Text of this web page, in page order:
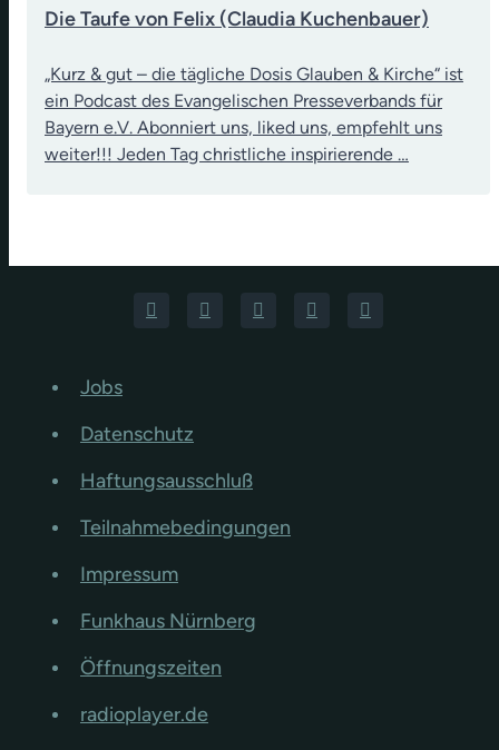
Die Taufe von Felix (Claudia Kuchenbauer)
„Kurz & gut – die tägliche Dosis Glauben & Kirche“ ist
ein Podcast des Evangelischen Presseverbands für
Bayern e.V. Abonniert uns, liked uns, empfehlt uns
weiter!!! Jeden Tag christliche inspirierende …
Jobs
Datenschutz
Haftungsausschluß
Teilnahmebedingungen
Impressum
Funkhaus Nürnberg
Öffnungszeiten
radioplayer.de